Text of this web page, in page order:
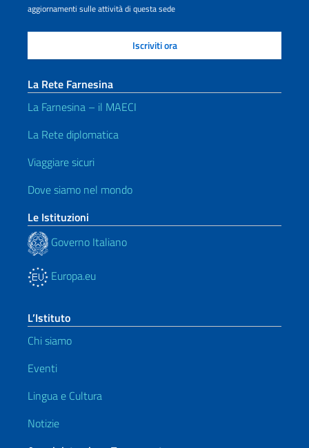
aggiornamenti sulle attività di questa sede
La Rete Farnesina
La Farnesina – il MAECI
La Rete diplomatica
Viaggiare sicuri
Dove siamo nel mondo
Le Istituzioni
Governo Italiano
Europa.eu
L’Istituto
Chi siamo
Eventi
Lingua e Cultura
Notizie